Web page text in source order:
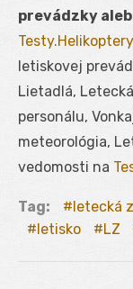
prevádzky
letiskovej
Lietadlá,
personálu,
meteorológia,
vedomosti na
Tag: letecká
letisko
LZ